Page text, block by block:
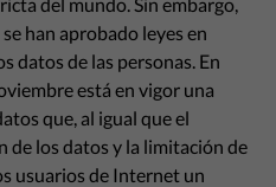
han aprobado leyes en
datos de las personas. En
está en vigor una
que, al igual que el
de los datos y la limitación de
usuarios de Internet un